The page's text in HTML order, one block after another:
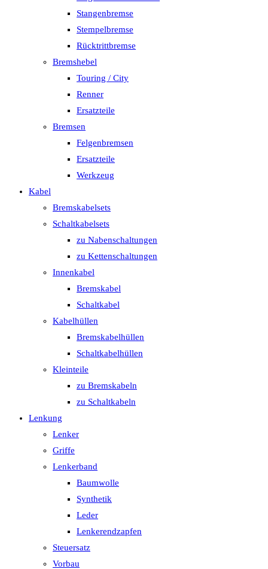
Stangenbremse
Stempelbremse
Rücktrittbremse
Bremshebel
Touring / City
Renner
Ersatzteile
Bremsen
Felgenbremsen
Ersatzteile
Werkzeug
Kabel
Bremskabelsets
Schaltkabelsets
zu Nabenschaltungen
zu Kettenschaltungen
Innenkabel
Bremskabel
Schaltkabel
Kabelhüllen
Bremskabelhüllen
Schaltkabelhüllen
Kleinteile
zu Bremskabeln
zu Schaltkabeln
Lenkung
Lenker
Griffe
Lenkerband
Baumwolle
Synthetik
Leder
Lenkerendzapfen
Steuersatz
Vorbau